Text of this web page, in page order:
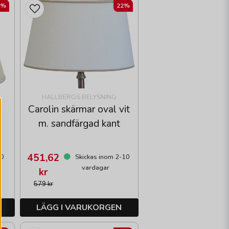
HALLBERGS BELYSNING
Carolin skärmar oval vit
m. sandfärgad kant
579 kr
451,62
kr
Skickas inom 2-10
vardagar
LÄGG I VARUKORGEN
22%